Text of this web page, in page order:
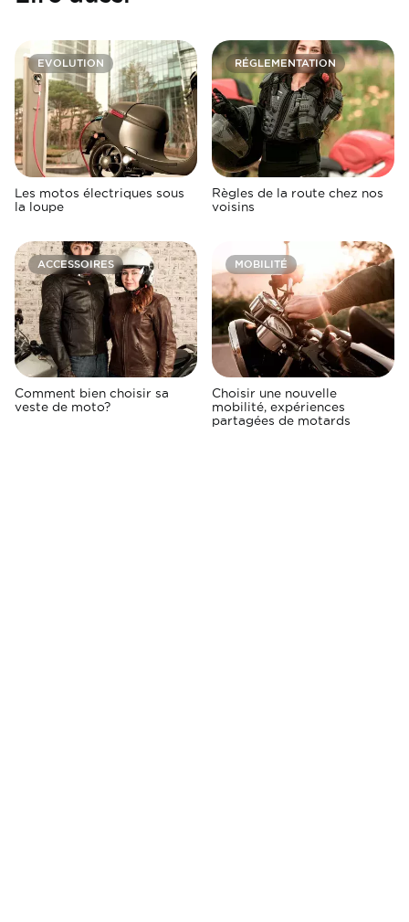
EVOLUTION
Les motos électriques sous
la loupe
RÉGLEMENTATION
Règles de la route chez nos
voisins
ACCESSOIRES
Comment bien choisir sa
veste de moto?
MOBILITÉ
Choisir une nouvelle
mobilité, expériences
partagées de motards